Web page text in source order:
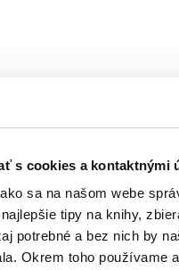
s cookies a kontaktnými
sa na našom webe
tipy na knihy,
potrebné a bez nich by
Okrem toho používame